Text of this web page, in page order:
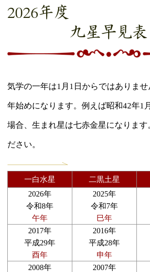
2026年度
九星早見表
気学の一年は1月1日からではありま
年始めになります。例えば昭和42年1
場合、生まれ星は七赤金星になります
ださい。
一白水星 二黒土星
2026年
令和8年
午年
2025年
令和7年
巳年
2017年
平成29年
酉年
2016年
平成28年
申年
2008年
2007年